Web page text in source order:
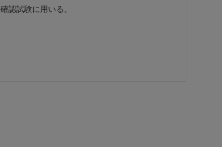
認試験に用いる。